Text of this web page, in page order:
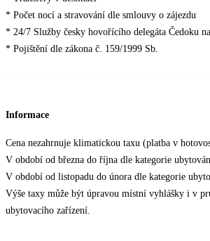
* Počet nocí a stravování dle smlouvy o zájezdu
* 24/7 Služby česky hovořícího delegáta Čedoku
* Pojištění dle zákona č. 159/1999 Sb.
Informace
Cena nezahrnuje klimatickou taxu (platba v
V období od března do října dle kategorie
V období od listopadu do února dle kategorie
Výše taxy může být úpravou místní vyhlášky i v
ubytovacího zařízení.